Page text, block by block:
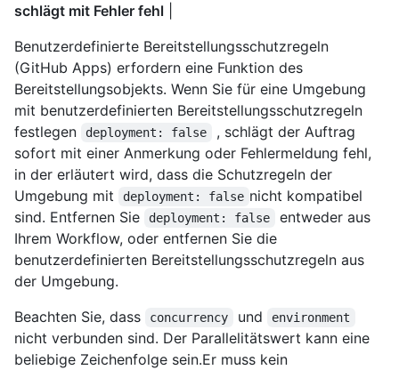
schlägt mit Fehler fehl
Benutzerdefinierte Bereitstellungsschutzregeln
(GitHub Apps) erfordern eine Funktion des
Bereitstellungsobjekts. Wenn Sie für eine Umgebung
mit benutzerdefinierten Bereitstellungsschutzregeln
festlegen
deployment: false
, schlägt der Auftrag
sofort mit einer Anmerkung oder Fehlermeldung fehl,
in der erläutert wird, dass die Schutzregeln der
Umgebung mit
deployment: false nicht kompatibel
sind. Entfernen Sie
deployment: false
entweder aus
Ihrem Workflow, oder entfernen Sie die
benutzerdefinierten Bereitstellungsschutzregeln aus
der Umgebung.
Beachten Sie, dass
concurrency und environment
nicht verbunden sind. Der Parallelitätswert kann eine
beliebige Zeichenfolge sein.Er muss kein